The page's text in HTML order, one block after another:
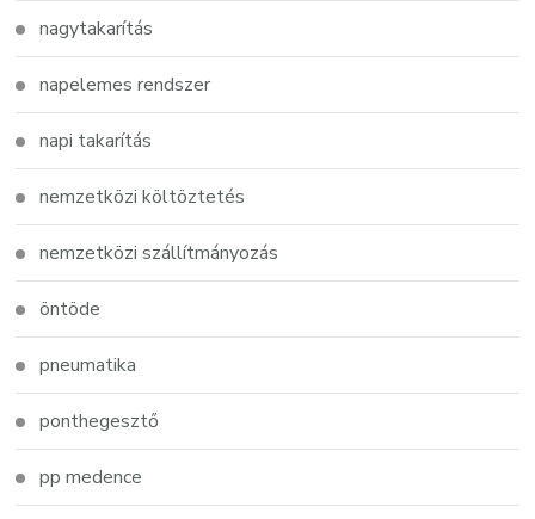
nagytakarítás
napelemes rendszer
napi takarítás
nemzetközi költöztetés
nemzetközi szállítmányozás
öntöde
pneumatika
ponthegesztő
pp medence